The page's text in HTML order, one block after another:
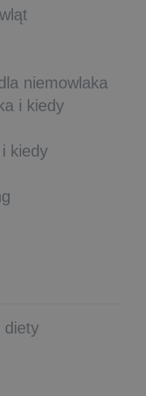
niemowlaka
i kiedy
kiedy
diety